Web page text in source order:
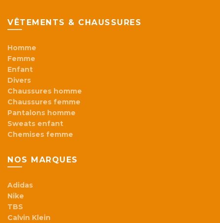
VÊTEMENTS & CHAUSSURES
Homme
Femme
Enfant
Divers
Chaussures homme
Chaussures femme
Pantalons homme
Sweats enfant
Chemises femme
NOS MARQUES
Adidas
Nike
TBS
Calvin Klein